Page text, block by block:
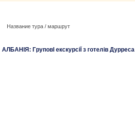
Название тура / маршрут
АЛБАНІЯ: ГруповІ екскурсіЇ з готелів Дурреса